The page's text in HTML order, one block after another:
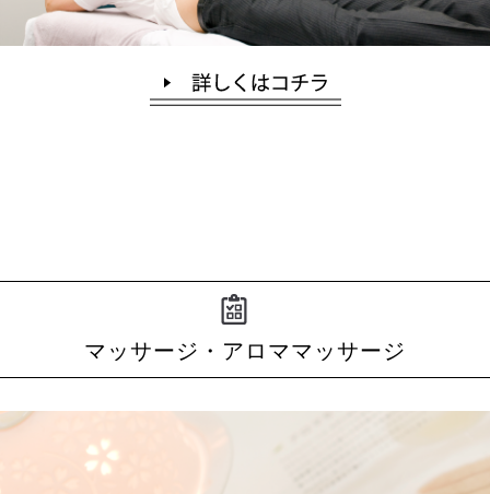
マッサージ・アロママッサージ